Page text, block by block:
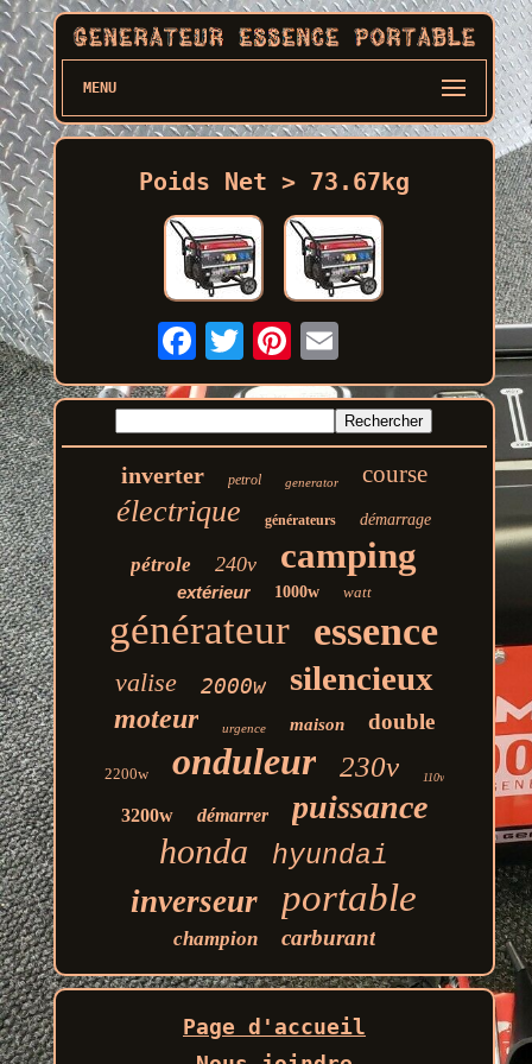
MENU
Poids Net > 73.67kg
inverter petrol generator course
électrique générateurs démarrage
pétrole 240v camping
extérieur 1000w watt
générateur essence
valise 2000w silencieux
moteur urgence maison double
2200w onduleur 230v 110v
3200w démarrer puissance
honda hyundai
inverseur portable
champion carburant
Page d'accueil